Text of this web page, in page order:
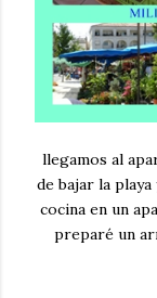
llegamos al
de bajar la
cocina en un
preparé un